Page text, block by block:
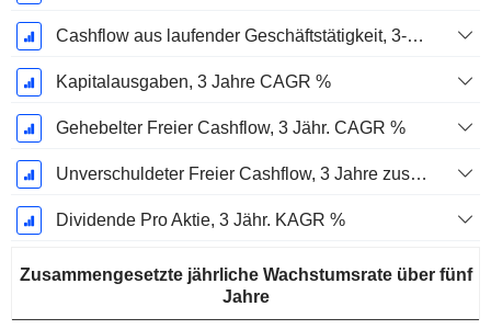
Cashflow aus laufender Geschäftstätigkeit, 3-Jahres-CAGR %
Kapitalausgaben, 3 Jahre CAGR %
Gehebelter Freier Cashflow, 3 Jähr. CAGR %
Unverschuldeter Freier Cashflow, 3 Jahre zusammengesetzte jährliche Wachstumsrate %
Dividende Pro Aktie, 3 Jähr. KAGR %
Zusammengesetzte jährliche Wachstumsrate über fünf
Jahre